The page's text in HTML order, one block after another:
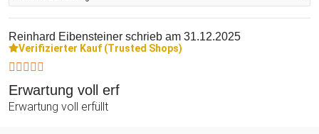
Reinhard Eibensteiner schrieb am 31.12.2025
Verifizierter Kauf (Trusted Shops)
Erwartung voll erf
Erwartung voll erfüllt